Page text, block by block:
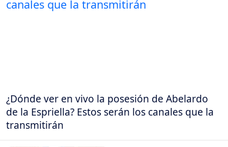
¿Dónde ver en vivo la posesión de Abelardo
de la Espriella? Estos serán los canales que la
transmitirán